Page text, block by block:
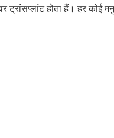
होता हैं। हर कोई